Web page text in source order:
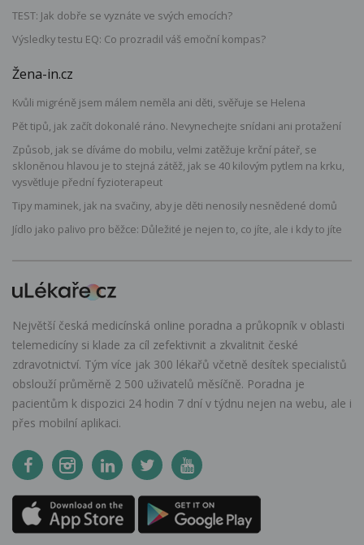
TEST: Jak dobře se vyznáte ve svých emocích?
Výsledky testu EQ: Co prozradil váš emoční kompas?
Žena-in.cz
Kvůli migréně jsem málem neměla ani děti, svěřuje se Helena
Pět tipů, jak začít dokonalé ráno. Nevynechejte snídani ani protažení
Způsob, jak se díváme do mobilu, velmi zatěžuje krční páteř, se
skloněnou hlavou je to stejná zátěž, jak se 40 kilovým pytlem na krku,
vysvětluje přední fyzioterapeut
Tipy maminek, jak na svačiny, aby je děti nenosily nesnědené domů
Jídlo jako palivo pro běžce: Důležité je nejen to, co jíte, ale i kdy to jíte
Největší česká medicínská online poradna a průkopník v oblasti
telemedicíny si klade za cíl zefektivnit a zkvalitnit české
zdravotnictví. Tým více jak 300 lékařů včetně desítek specialistů
obslouží průměrně 2 500 uživatelů měsíčně. Poradna je
pacientům k dispozici 24 hodin 7 dní v týdnu nejen na webu, ale i
přes mobilní aplikaci.